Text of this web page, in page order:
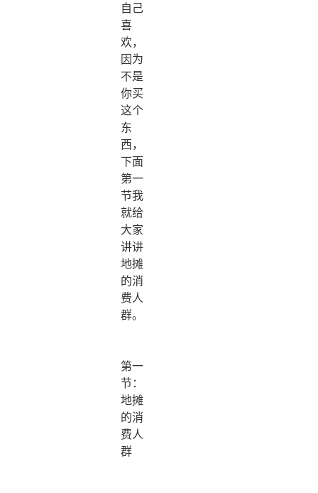
自己
喜
欢，
因为
不是
你买
这个
东
西，
下面
第一
节我
就给
大家
讲讲
地摊
的消
费人
群。
第一
节：
地摊
的消
费人
群